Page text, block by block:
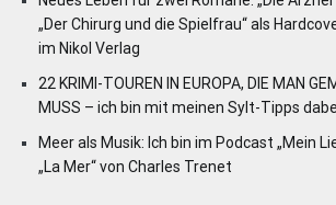
„Der Chirurg und die Spielfrau“ als
im Nikol Verlag
22 KRIMI-TOUREN IN EUROPA, DIE MAN
MUSS – ich bin mit meinen Sylt-Tipps
Meer als Musik: Ich bin im Podcast „Mein
„La Mer“ von Charles Trenet